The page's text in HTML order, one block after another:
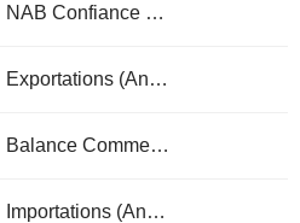
NAB Confiance Des Entreprises
Exportations (Annuelle)
Balance Commerciale
Importations (Annuel)